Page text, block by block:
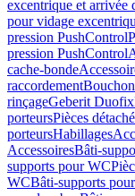
excentrique et arrivée
pour vidage
pression PushControl
pression PushControl
cache-bonde
raccordement
rinçageGeberit Duofix
porteursPièces
porteursHabillages
AccessoiresBâti-
supports pour WC
WCBâti-supports